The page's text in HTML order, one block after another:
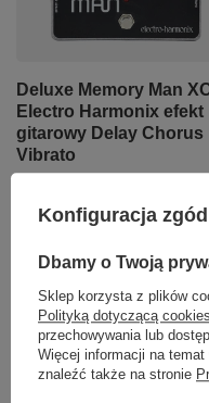
Deluxe Memory Man
Electro Harmonix efekt
gitarowy Delay Chorus
Vibrato
Konfiguracja zgód
Dbamy o Twoją
Sklep korzysta z plików
Polityką dotyczącą cookies
przechowywania lub
Więcej informacji na
znaleźć także na stronie